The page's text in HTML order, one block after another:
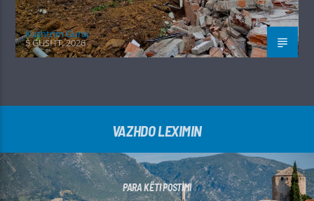
Kushtrim Guraj
5 GUSHT, 2026
VAZHDO LEXIMIN
PARA KËTI POSTIMI